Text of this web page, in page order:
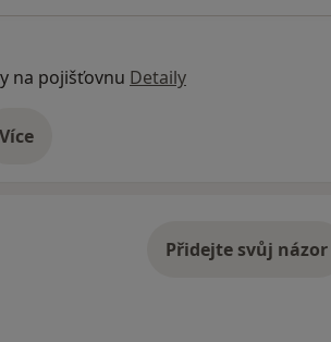
na pojišťovnu Detaily
Víceo adrese
Přidejte svůj názor